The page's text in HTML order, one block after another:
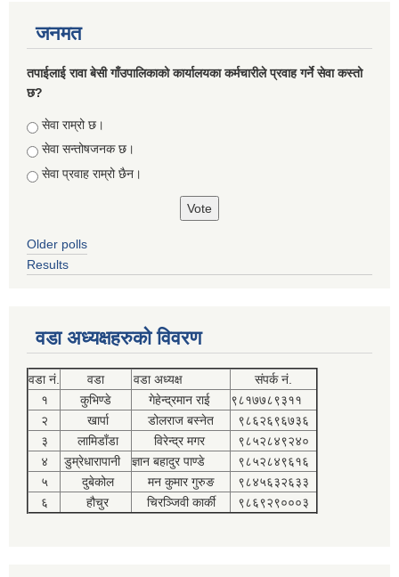
जनमत
तपाईलाई रावा बेसी गाँउपालिकाको कार्यालयका कर्मचारीले प्रवाह गर्ने सेवा कस्तो
छ?
Choices
सेवा राम्रो छ।
सेवा सन्तोषजनक छ।
सेवा प्रवाह राम्रो छैन।
Older polls
Results
वडा अध्यक्षहरुको विवरण
वडा नं. वडा वडा अध्यक्ष
संपर्क नं.
१
कुभिण्डे गेहेन्द्रमान राई
९८१७७८९३११
२
खार्पा डोलराज बस्नेत
९८६२६९६७३६
३
लामिडाँडा विरेन्द्र मगर
९८५२८४९२४०
४
डुम्रेधारापानी ज्ञान बहादुर पाण्डे
९८५२८४९६१६
५
दुबेकोल मन कुमार गुरुङ
९८४५६३२६३३
६
हौचुर चिरञ्जिवी कार्की ९८६९२९०००३